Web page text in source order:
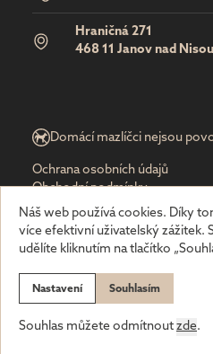
Hraničná 271
468 11 Janov nad Nisou
Domácí mazlíčci nejsou
Ochrana osobních údajů
Obchodní podmínky
Created by
Náš web používá cookies. Díky
více efektivní uživatelský zážitek.
udělíte kliknutím na tlačítko
Nastavení Souhlasím
Souhlas můžete odmítnout zde.